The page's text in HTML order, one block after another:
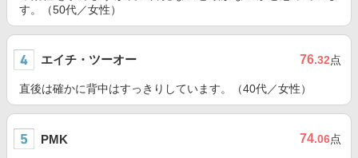
す。（50代／女性）
エイチ・ツーオー 76.32点
直後は確かに背中はすっきりしています。（40代／女性）
PMK 74.06点